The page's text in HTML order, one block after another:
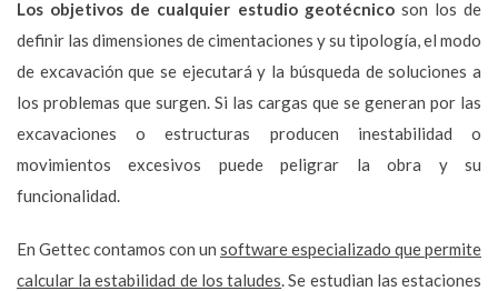
Los objetivos de cualquier estudio geotécnicoson los de
definir las dimensiones de cimentaciones y su tipología, el modo
de excavación que se ejecutará y la búsqueda de soluciones a
los problemas que surgen. Si las cargas que se generan por las
excavaciones o estructuras producen inestabilidad o
movimientos excesivos puede peligrar la obra y su
funcionalidad.
En Gettec contamos con un software especializado que permite
calcular la estabilidad de los taludes. Se estudian las estaciones